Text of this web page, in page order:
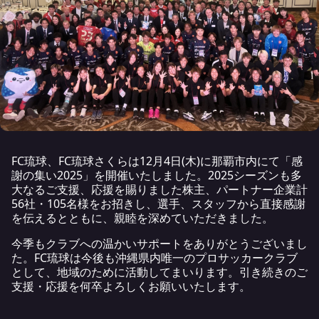
FC琉球、FC琉球さくらは12月4日(木)に那覇市内にて「感
謝の集い2025」を開催いたしました。2025シーズンも多
大なるご支援、応援を賜りました株主、パートナー企業計
56社・105名様をお招きし、選手、スタッフから直接感謝
を伝えるとともに、親睦を深めていただきました。
今季もクラブへの温かいサポートをありがとうございまし
た。FC琉球は今後も沖縄県内唯一のプロサッカークラブ
として、地域のために活動してまいります。引き続きのご
支援・応援を何卒よろしくお願いいたします。